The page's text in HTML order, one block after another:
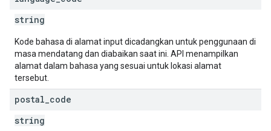
string
Kode bahasa di alamat input dicadangkan untuk penggunaan di
masa mendatang dan diabaikan saat ini. API menampilkan
alamat dalam bahasa yang sesuai untuk lokasi alamat
tersebut.
postal code
string